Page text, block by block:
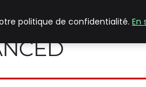
politique de confidentialité. En